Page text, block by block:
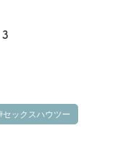
3
セックスハウツー